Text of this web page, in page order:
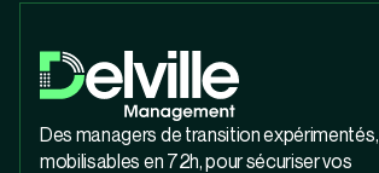
Des managers de transition expérimentés,
mobilisables en 72h, pour sécuriser vos